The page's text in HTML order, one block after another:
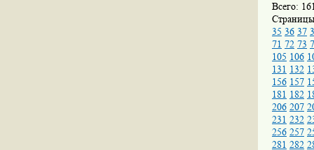
Всего:
35 36 37
71 72 73
105 106
131 132
156 157
181 182
206 207
231 232
256 257
281 282